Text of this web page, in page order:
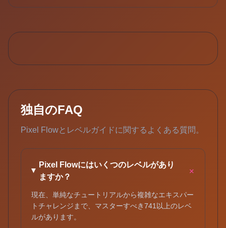
独自のFAQ
Pixel Flowとレベルガイドに関するよくある質問。
Pixel Flowにはいくつのレベルがあり
ますか？
+
現在、単純なチュートリアルから複雑なエキスパー
トチャレンジまで、マスターすべき741以上のレベ
ルがあります。